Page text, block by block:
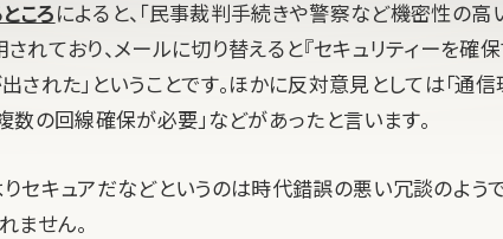
ころによると、「民事裁判手続きや警察など機密性の
れており、メールに切り替えると『セキュリティーを確
出された」ということです。ほかに反対意見としては「通
数の回線確保が必要」などがあったと言います。
セキュアだなどというのは時代錯誤の悪い冗談のようで
ません。